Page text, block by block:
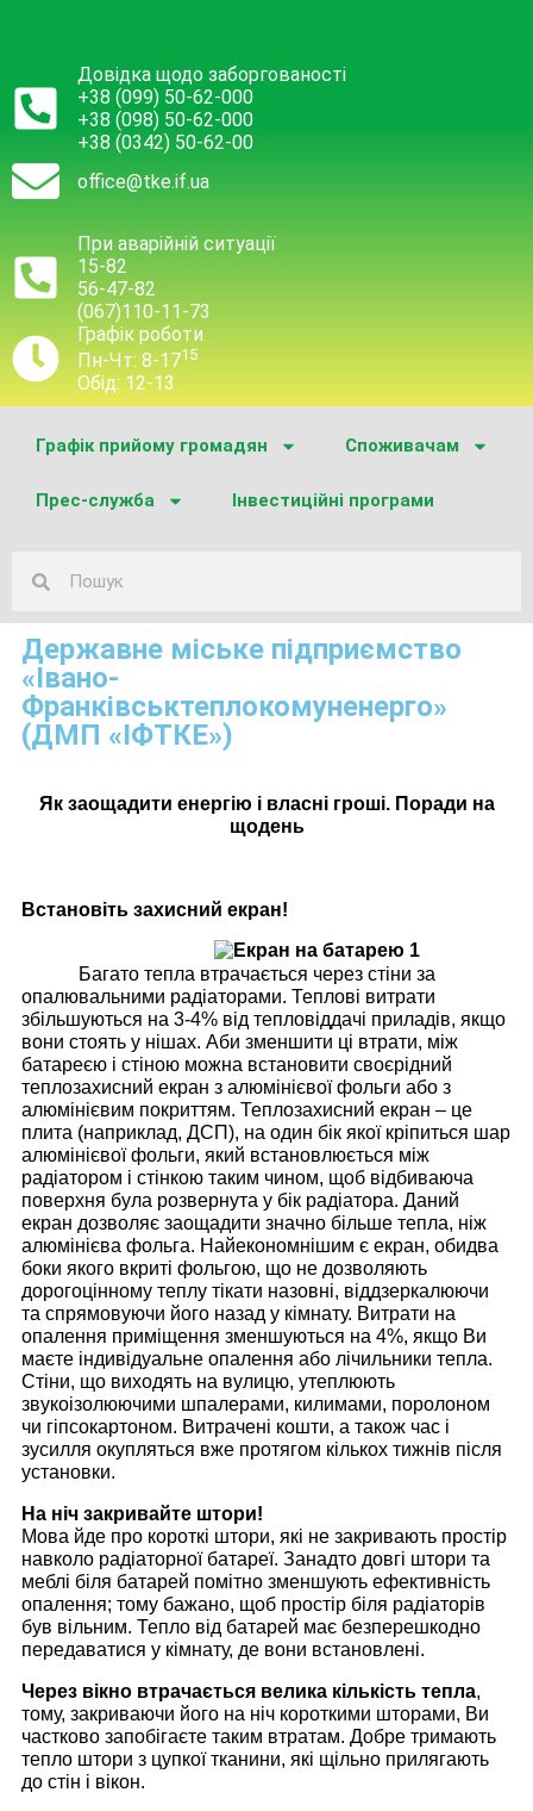
Довідка щодо заборгованості
+38 (099) 50-62-000
+38 (098) 50-62-000
+38 (0342) 50-62-00
office@tke.if.ua
При аварійній ситуації
15-82
56-47-82
(067)110-11-73
Графік роботи
Пн-Чт: 8-1715
Обід: 12-13
Графік прийому громадян Споживачам
Прес-служба Інвестиційні програми
Державне міське підприємство
«Івано-
Франківськтеплокомуненерго»
(ДМП «ІФТКЕ»)
Як заощадити енергію і власні гроші. Поради на
щодень
Встановіть захисний екран!
Багато тепла втрачається через стіни за
опалювальними радіаторами. Теплові витрати
збільшуються на 3-4% від тепловіддачі приладів, якщо
вони стоять у нішах. Аби зменшити ці втрати, між
батареєю і стіною можна встановити своєрідний
теплозахисний екран з алюмінієвої фольги або з
алюмінієвим покриттям. Теплозахисний екран – це
плита (наприклад, ДСП), на один бік якої кріпиться шар
алюмінієвої фольги, який встановлюється між
радіатором і стінкою таким чином, щоб відбиваюча
поверхня була розвернута у бік радіатора. Даний
екран дозволяє заощадити значно більше тепла, ніж
алюмінієва фольга. Найекономнішим є екран, обидва
боки якого вкриті фольгою, що не дозволяють
дорогоцінному теплу тікати назовні, віддзеркалюючи
та спрямовуючи його назад у кімнату. Витрати на
опалення приміщення зменшуються на 4%, якщо Ви
маєте індивідуальне опалення або лічильники тепла.
Стіни, що виходять на вулицю, утеплюють
звукоізолюючими шпалерами, килимами, поролоном
чи гіпсокартоном. Витрачені кошти, а також час і
зусилля окупляться вже протягом кількох тижнів після
установки.
На ніч закривайте штори!
Мова йде про короткі штори, які не закривають простір
навколо радіаторної батареї. Занадто довгі штори та
меблі біля батарей помітно зменшують ефективність
опалення; тому бажано, щоб простір біля радіаторів
був вільним. Тепло від батарей має безперешкодно
передаватися у кімнату, де вони встановлені.
Через вікно втрачається велика кількість тепла,
тому, закриваючи його на ніч короткими шторами, Ви
частково запобігаєте таким втратам. Добре тримають
тепло штори з цупкої тканини, які щільно прилягають
до стін і вікон.